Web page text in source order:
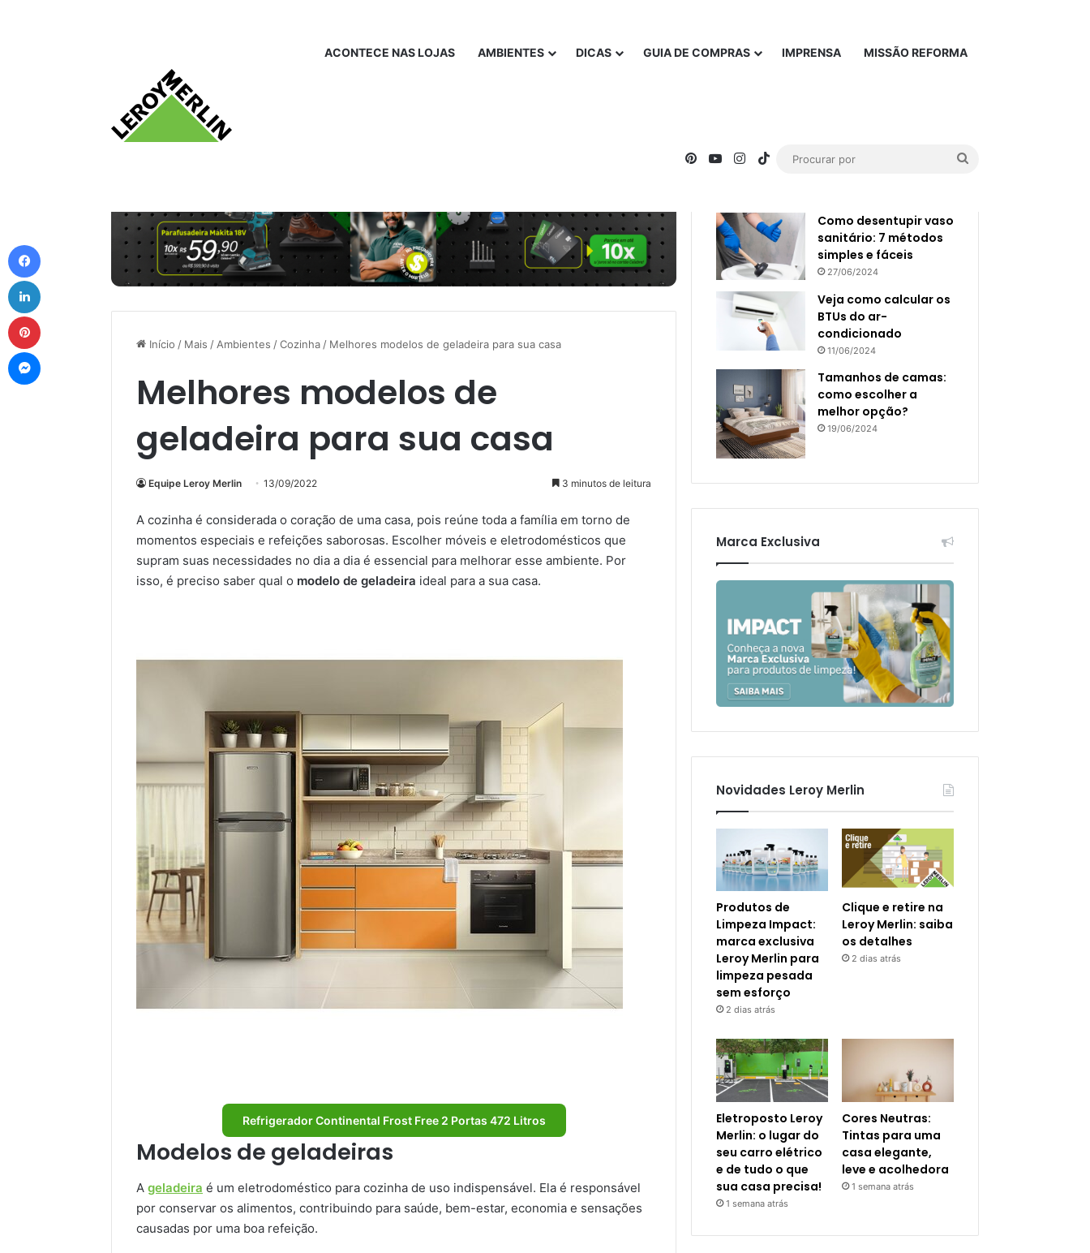
ACONTECE NAS LOJAS AMBIENTES DICAS GUIA DE COMPRAS IMPRENSA MISSÃO REFORMA
PinterestYouTubeInstagram
TikTok
Início / Mais / Ambientes /Cozinha / Melhores modelos de geladeira para sua casa
Melhores modelos de
geladeira para sua casa
Equipe Leroy Merlin 13/09/2022 3 minutos de leitura
A cozinha é considerada o coração de uma casa, pois reúne toda a família em torno de
momentos especiais e refeições saborosas. Escolher móveis e eletrodomésticos que
supram suas necessidades no dia a dia é essencial para melhorar esse ambiente. Por
isso, é preciso saber qual o modelo de geladeira ideal para a sua casa.
Refrigerador Continental Frost Free 2 Portas 472 Litros
Modelos de geladeiras
A geladeira é um eletrodoméstico para cozinha de uso indispensável. Ela é responsável
por conservar os alimentos, contribuindo para saúde, bem-estar, economia e sensações
causadas por uma boa refeição.
Popular
Como desentupir vaso
sanitário: 7 métodos
simples e fáceis
27/06/2024
Veja como calcular os
BTUs do ar-
condicionado
11/06/2024
Tamanhos de camas:
como escolher a
melhor opção?
19/06/2024
Marca Exclusiva
Novidades Leroy Merlin
Produtos de
Limpeza Impact:
marca exclusiva
Leroy Merlin para
limpeza pesada
sem esforço
2 dias atrás
Clique e retire na
Leroy Merlin: saiba
os detalhes
2 dias atrás
Eletroposto Leroy
Merlin: o lugar do
seu carro elétrico
e de tudo o que
sua casa precisa!
1 semana atrás
Cores Neutras:
Tintas para uma
casa elegante,
leve e acolhedora
1 semana atrás